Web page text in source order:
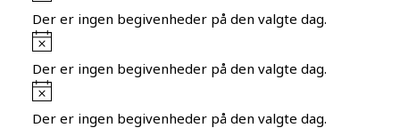
Der er ingen begivenheder på den valgte dag.
Notice
Der er ingen begivenheder på den valgte dag.
Notice
Der er ingen begivenheder på den valgte dag.